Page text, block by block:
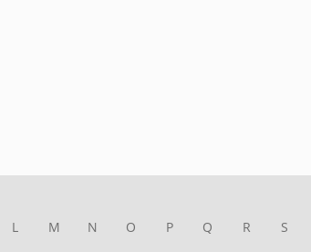
L M N O P Q R S